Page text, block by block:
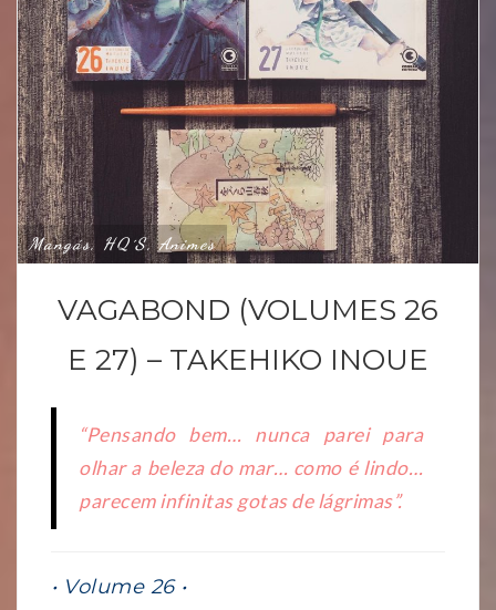
Mangás, HQ´s, Animes
VAGABOND (VOLUMES 26
E 27) – TAKEHIKO INOUE
“Pensando bem… nunca parei para
olhar a beleza do mar… como é lindo…
parecem infinitas gotas de lágrimas”.
• Volume 26 •